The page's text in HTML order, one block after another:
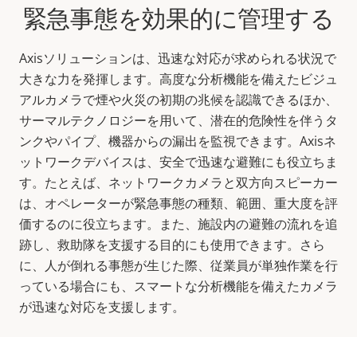
緊急事態を効果的に管理する
Axisソリューションは、迅速な対応が求められる状況で
大きな力を発揮します。高度な分析機能を備えたビジュ
アルカメラで煙や火災の初期の兆候を認識できるほか、
サーマルテクノロジーを用いて、潜在的危険性を伴うタ
ンクやパイプ、機器からの漏出を監視できます。Axisネ
ットワークデバイスは、安全で迅速な避難にも役立ちま
す。たとえば、ネットワークカメラと双方向スピーカー
は、オペレーターが緊急事態の種類、範囲、重大度を評
価するのに役立ちます。また、施設内の避難の流れを追
跡し、救助隊を支援する目的にも使用できます。さら
に、人が倒れる事態が生じた際、従業員が単独作業を行
っている場合にも、スマートな分析機能を備えたカメラ
が迅速な対応を支援します。